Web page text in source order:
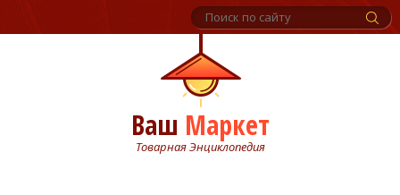
Ваш Маркет
Товарная Энциклопедия